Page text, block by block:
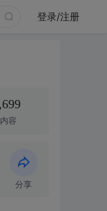
登录/注册
容
分享